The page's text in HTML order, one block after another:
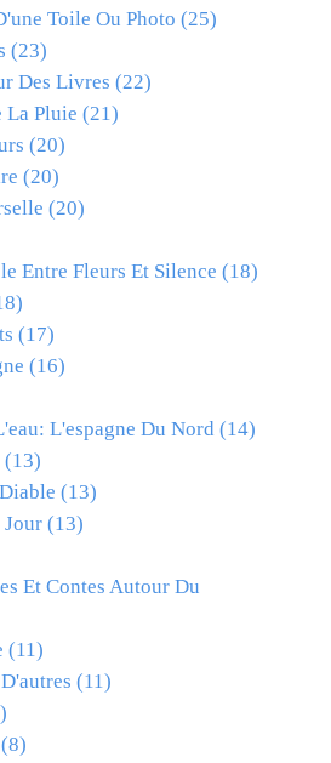
Toile Ou Photo (25)
(23)
Des Livres (22)
La Pluie (21)
(20)
(20)
(20)
Entre Fleurs Et Silence (18)
(17)
(16)
L'espagne Du Nord (14)
(13)
(13)
(13)
Et Contes Autour Du
(11)
(11)
(8)